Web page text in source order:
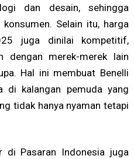
dan desain, sehingga
Selain itu, harga
juga dinilai kompetitif,
dengan merek-merek lain
Hal ini membuat Benelli
di kalangan pemuda yang
tidak hanya nyaman tetapi
di Pasaran Indonesia juga